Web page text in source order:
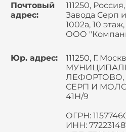
Почтовый
адрес:
111250,
Завода Серп
1002а, 10 этаж,
ООО
Юр. адрес:
111250, Г.
ЛЕФОРТОВО,
СЕРП И
41Н/9
ОГРН:
ИНН: